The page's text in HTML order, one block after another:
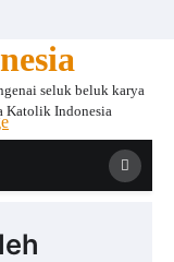
seluk beluk karya
Katolik Indonesia